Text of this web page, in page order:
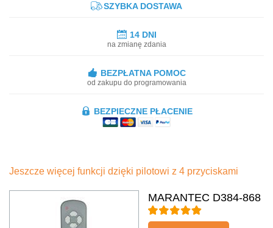
SZYBKA DOSTAWA
14 DNI
na zmianę zdania
BEZPŁATNA POMOC
od zakupu do programowania
BEZPIECZNE PŁACENIE
Jeszcze więcej funkcji dzięki pilotowi z 4 przyciskami
MARANTEC D384-868